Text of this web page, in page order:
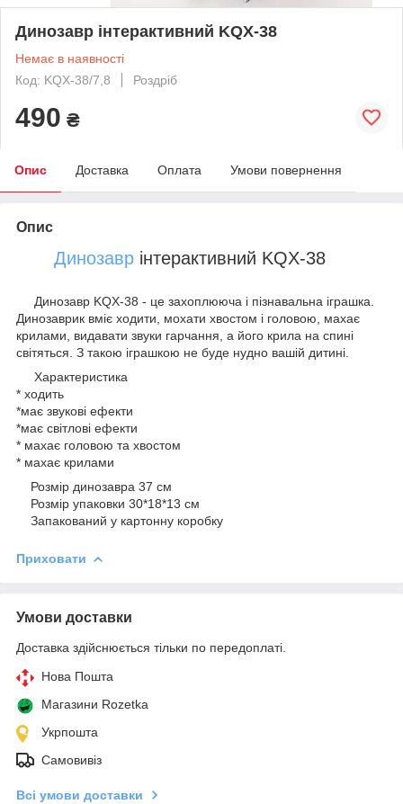
Динозавр інтерактивний KQX-38
Немає в наявності
Код: KQX-38/7,8
Роздріб
490 ₴
Опис Доставка Оплата Умови повернення
Опис
Динозавр інтерактивний KQX-38
Динозавр KQX-38 - це захоплююча і пізнавальна іграшка.
Динозаврик вміє ходити, мохати хвостом і головою, махає
крилами, видавати звуки гарчання, а його крила на спині
світяться. З такою іграшкою не буде нудно вашій дитині.
Характеристика
* ходить
*має звукові ефекти
*має світлові ефекти
* махає головою та хвостом
* махає крилами
Розмір динозавра 37 см
Розмір упаковки 30*18*13 см
Запакований у картонну коробку
Приховати
Умови доставки
Доставка здійснюється тільки по передоплаті.
Нова Пошта
Магазини Rozetka
Укрпошта
Самовивіз
Всі умови доставки